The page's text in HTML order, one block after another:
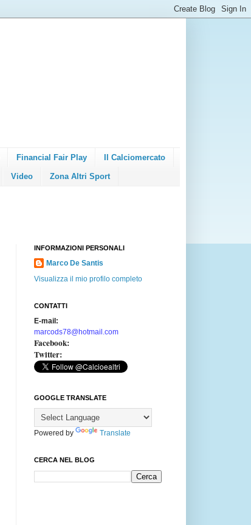
Financial Fair Play Il Calciomercato
Video Zona Altri Sport
INFORMAZIONI PERSONALI
Marco De Santis
Visualizza il mio profilo completo
CONTATTI
E-mail:
marcods78@hotmail.com
Facebook:
Twitter:
GOOGLE TRANSLATE
Powered by Translate
CERCA NEL BLOG